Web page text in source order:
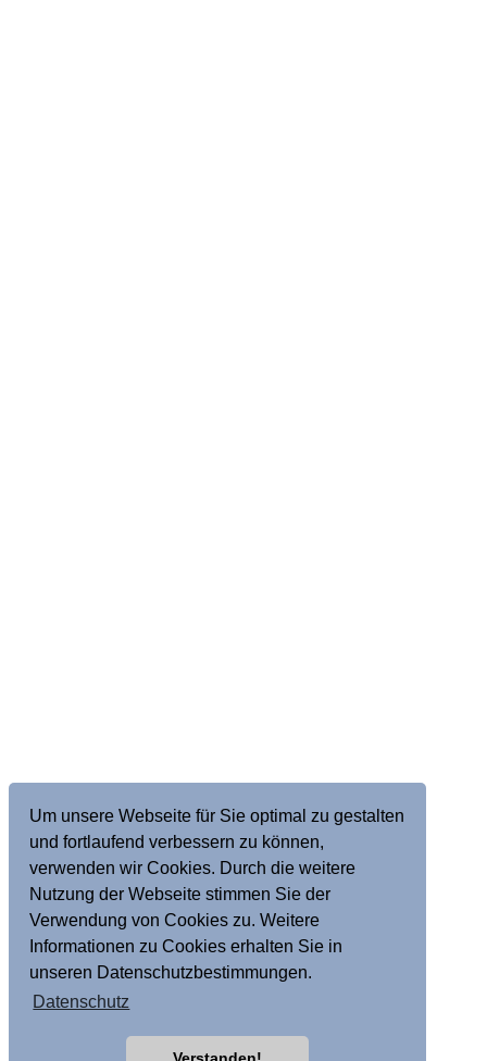
Um unsere Webseite für Sie optimal zu gestalten
und fortlaufend verbessern zu können,
verwenden wir Cookies. Durch die weitere
Nutzung der Webseite stimmen Sie der
Verwendung von Cookies zu. Weitere
Informationen zu Cookies erhalten Sie in
unseren Datenschutzbestimmungen.
Datenschutz